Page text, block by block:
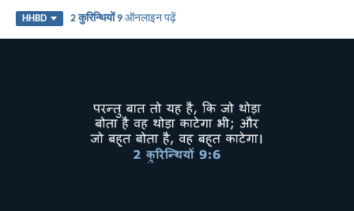
HHBD 2 कुरिन्थियों 9 ऑनलाइन पढ़ें